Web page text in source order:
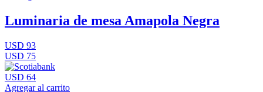
Luminaria de mesa Amapola Negra
USD 93
USD 75
USD 64
Agregar al carrito